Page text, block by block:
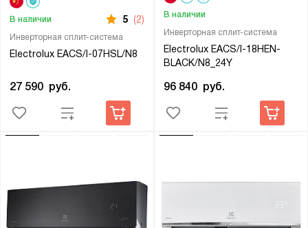
Инверторная сплит-система
Electrolux EACS/I-07HSL/N8
В наличии 5 (2)
27 590 руб.
Инверторная сплит-система
Electrolux EACS/I-18HEN-
BLACK/N8_24Y
В наличии
96 840 руб.